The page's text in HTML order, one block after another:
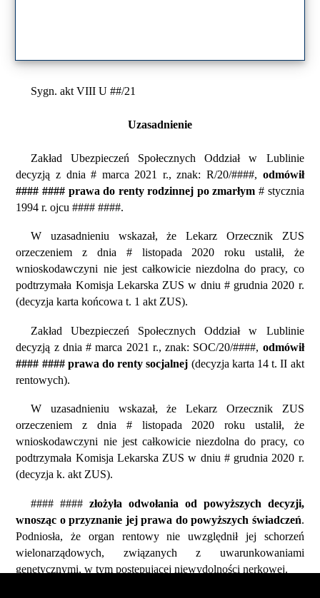
Sygn. akt VIII U ##/21
Uzasadnienie
Zakład Ubezpieczeń Społecznych Oddział w Lublinie
decyzją z dnia # marca 2021 r., znak: R/20/####, odmówił
#### #### prawa do renty rodzinnej po zmarłym # stycznia
1994 r. ojcu #### ####.
W uzasadnieniu wskazał, że Lekarz Orzecznik ZUS
orzeczeniem z dnia # listopada 2020 roku ustalił, że
wnioskodawczyni nie jest całkowicie niezdolna do pracy, co
podtrzymała Komisja Lekarska ZUS w dniu # grudnia 2020 r.
(decyzja karta końcowa t. 1 akt ZUS).
Zakład Ubezpieczeń Społecznych Oddział w Lublinie
decyzją z dnia # marca 2021 r., znak: SOC/20/####, odmówił
#### #### prawa do renty socjalnej (decyzja karta 14 t. II akt
rentowych).
W uzasadnieniu wskazał, że Lekarz Orzecznik ZUS
orzeczeniem z dnia # listopada 2020 roku ustalił, że
wnioskodawczyni nie jest całkowicie niezdolna do pracy, co
podtrzymała Komisja Lekarska ZUS w dniu # grudnia 2020 r.
(decyzja k. akt ZUS).
#### #### złożyła odwołania od powyższych decyzji,
wnosząc o przyznanie jej prawa do powyższych świadczeń.
Podniosła, że organ rentowy nie uwzględnił jej schorzeń
wielonarządowych, związanych z uwarunkowaniami
genetycznymi, w tym postępującej niewydolności nerkowej.